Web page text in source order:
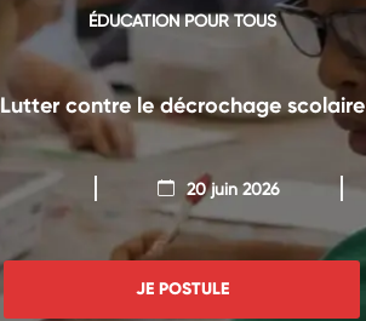
ÉDUCATION POUR TOUS
Lutter contre le décrochage scolaire
20 juin 2026
JE POSTULE